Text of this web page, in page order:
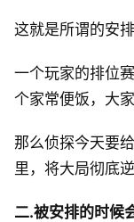
这就是所谓的安排
一个玩家的排位
个家常便饭，大
那么侦探今天要
里，将大局彻底逆
二.被安排的时候